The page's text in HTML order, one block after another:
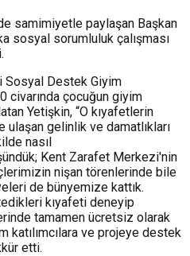
samimiyetle paylaşan Başkan
sosyal sorumluluk çalışması
Sosyal Destek Giyim
civarında çocuğun giyim
Yetişkin, “O kıyafetlerin
gelinlik ve damatlıkları
nasıl
Kent Zarafet Merkezi'nin
nişan törenlerinde bile
de bünyemize kattık.
kıyafeti deneyip
tamamen ücretsiz olarak
katılımcılara ve projeye destek
etti.